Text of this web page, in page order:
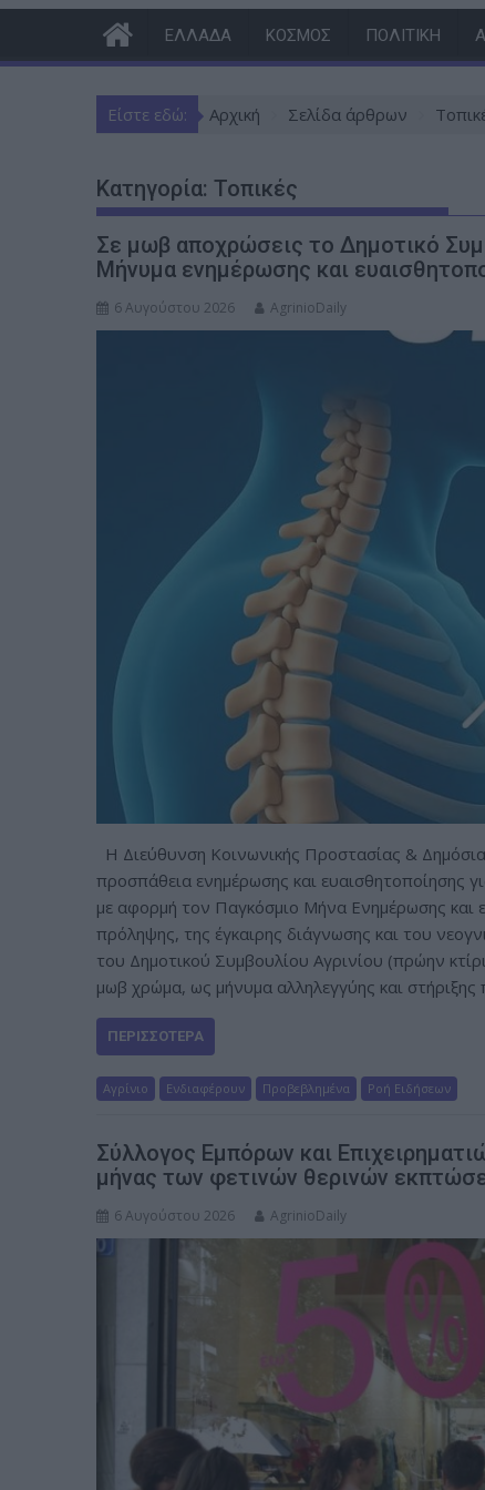
ΕΛΛΆΔΑ ΚΌΣΜΟΣ ΠΟΛΙΤΙΚΉ
Είστε εδώ: Αρχική Σελίδα άρθρων
Κατηγορία: Τοπικές
Σε μωβ αποχρώσεις το Δημοτικό
Μήνυμα ενημέρωσης και
6 Αυγούστου 2026 AgrinioDaily
Η Διεύθυνση Κοινωνικής Προστασίας &
προσπάθεια ενημέρωσης και ευαισθητοποίησης
με αφορμή τον Παγκόσμιο Μήνα Ενημέρωσης και
πρόληψης, της έγκαιρης διάγνωσης και του
του Δημοτικού Συμβουλίου Αγρινίου (πρώην
μωβ χρώμα, ως μήνυμα αλληλεγγύης και
ΠΕΡΙΣΣΌΤΕΡΑ
Αγρίνιο Ενδιαφέρουν Προβεβλημένα Ροή Ειδήσεων
Σύλλογος Εμπόρων και
μήνας των φετινών θερινών
6 Αυγούστου 2026 AgrinioDaily